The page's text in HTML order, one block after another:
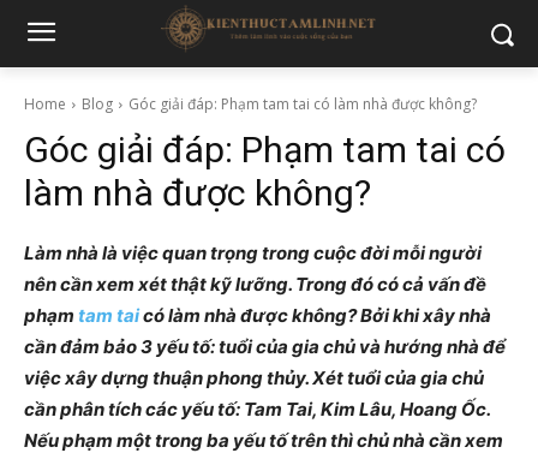
Home Blog Góc giải đáp: Phạm tam tai có làm nhà được không?
Góc giải đáp: Phạm tam tai có
làm nhà được không?
Làm nhà là việc quan trọng trong cuộc đời mỗi người
nên cần xem xét thật kỹ lưỡng. Trong đó có cả vấn đề
phạm tam taicó làm nhà được không? Bởi khi xây nhà
cần đảm bảo 3 yếu tố: tuổi của gia chủ và hướng nhà để
việc xây dựng thuận phong thủy. Xét tuổi của gia chủ
cần phân tích các yếu tố: Tam Tai, Kim Lâu, Hoang Ốc.
Nếu phạm một trong ba yếu tố trên thì chủ nhà cần xem